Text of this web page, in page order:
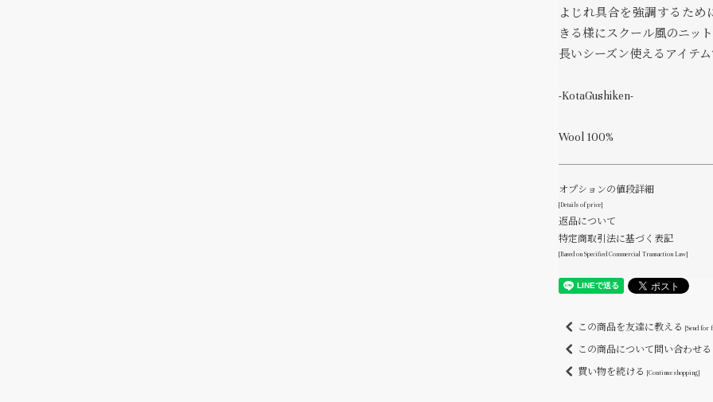
よじれ具合を強調するた
きる様にスクール風のニッ
長いシーズン使えるアイテム
-KotaGushiken-
Wool 100%
オプションの値段詳細
[Details of price]
返品について
特定商取引法に基づく表記
[Based on Specified Commercial Transaction Law]
この商品を友達に教える [Send for
この商品について問い合わせる
買い物を続ける [Continue shopping]